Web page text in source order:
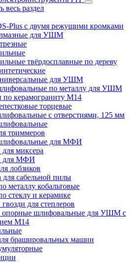
весь раздел
Plus c двумя режущими кромками
для УШМ
твёрдосплавные по дереву
для УШМ
по металлу для УШМ
по керамограниту M14
торцевые
с отверстиями, 125 мм
триммеров
для МФИ
миксера
для МФИ
лобзиков
для сабельной пилы
металлу кобальтовые
стеклу и керамике
для степлеров
опорные шлифовальные для УШМ с
М14
брашировальных машин